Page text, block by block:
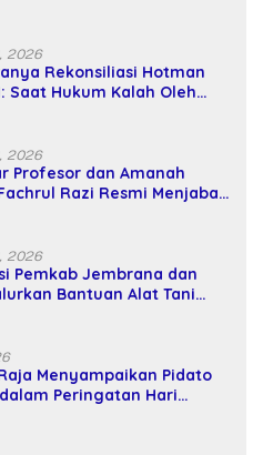
2026
Rekonsiliasi Hotman
Saat Hukum Kalah Oleh
2026
Profesor dan Amanah
Razi Resmi Menjabat
2026
Pemkab Jembrana dan
Bantuan Alat Tani
Menyampaikan Pidato
Peringatan Hari